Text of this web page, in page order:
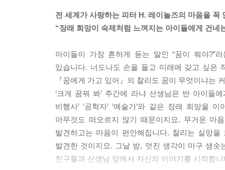
전 세계가 사랑하는 피터 H. 레이놀즈의 마음을 꼭
“장래 희망이 숙제처럼 느껴지는 아이들에게 건네
아이들이 가장 흔하게 듣는 말인 “꿈이 뭐야?”
있습니다. 너도나도 손을 들고 미래에 갖고 싶은
『꿈에게 가고 있어』의 찰리도 꿈이 무엇이냐는
‘크게 꿈꿔 봐’ 주간에 라냐 선생님은 반 아이들
비행사’ ‘공학자’ ‘예술가’와 같은 장래 희망을
아무것도 떠오르지 않기 때문이지요. 무거운 마
발견하고는 마음이 편안해집니다. 찰리는 실망
발견한 것이지요. 그날 밤, 멋진 생각이 마구 샘
친구들과 선생님 앞에서 자신의 이야기를 시작합니